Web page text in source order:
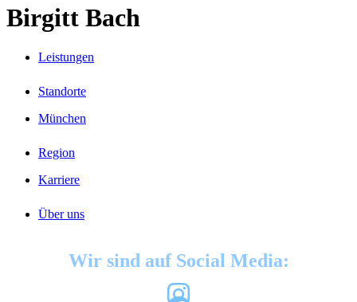
Birgitt Bach
Leistungen
Standorte
München
Region
Karriere
Über uns
Wir sind auf Social Media: